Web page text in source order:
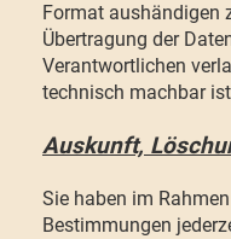
Format aushändigen
Übertragung der
Verantwortlichen
technisch machbar
Auskunft,
Sie haben im
Bestimmungen